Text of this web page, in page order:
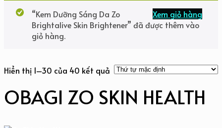
Xem giỏ hàng
“Kem Dưỡng Sáng Da Zo
Brightalive Skin Brightener” đã được thêm vào
giỏ hàng.
Hiển thị 1–30 của 40 kết quả
OBAGI ZO SKIN HEALTH